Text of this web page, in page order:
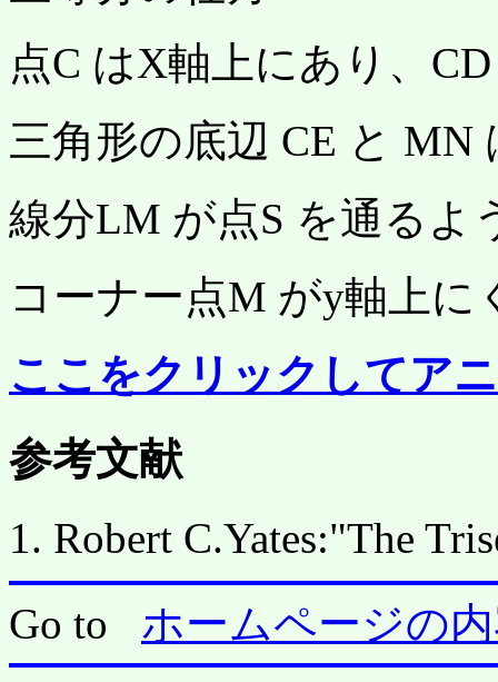
点C はX軸上にあり、
三角形の底辺 CE と MN
線分LM が点S を通るよ
コーナー点M がy軸上に
ここをクリックしてア
参考文献
1. Robert C.Yates:"The
Go to ホームページの